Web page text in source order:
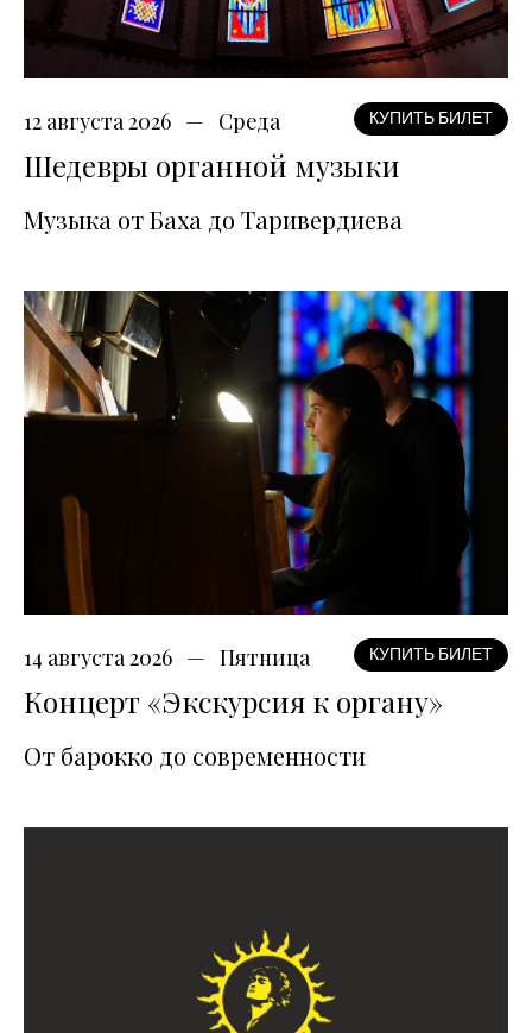
12 августа 2026 Среда КУПИТЬ БИЛЕТ
Шедевры органной музыки
Музыка от Баха до Таривердиева
14 августа 2026 Пятница КУПИТЬ БИЛЕТ
Концерт «Экскурсия к органу»
От барокко до современности